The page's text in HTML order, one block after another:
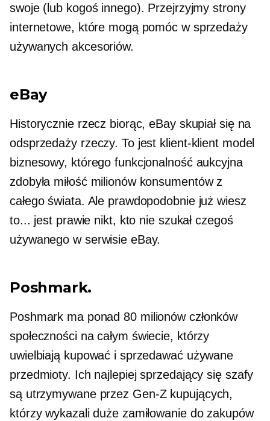
swoje (lub kogoś innego). Przejrzyjmy strony
internetowe, które mogą pomóc w sprzedaży
używanych akcesoriów.
eBay
Historycznie rzecz biorąc, eBay skupiał się na
odsprzedaży rzeczy. To jest klient-klientmodel
biznesowy, którego funkcjonalność aukcyjna
zdobyła miłość milionów konsumentów z
całego świata. Ale prawdopodobnie już wiesz
to... jest prawie nikt, kto nie szukał czegoś
używanego w serwisie eBay.
Poshmark.
Poshmark ma ponad 80 milionów członków
społeczności na całym świecie, którzy
uwielbiają kupować i sprzedawać używane
przedmioty. Ich najlepiej sprzedający sięszafy
są utrzymywane przez Gen-Zkupujących,
którzy wykazali duże zamiłowanie do zakupów